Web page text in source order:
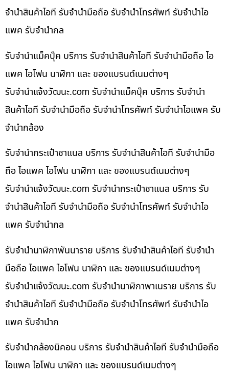
จำนำสินค้าไอที รับจำนำมือถือ รับจำนำโทรศัพท์ รับจำนำไอ
แพค รับจำนำกล
รับจำนำแม็คบุ๊ค บริการ รับจำนำสินค้าไอที รับจำนำมือถือ ไอ
แพค ไอโฟน นาฬิกา และ ของแบรนด์เนมต่างๆ
รับจํานําแจ้งวัฒนะ.com รับจำนำแม็คบุ๊ค บริการ รับจำนำ
สินค้าไอที รับจำนำมือถือ รับจำนำโทรศัพท์ รับจำนำไอแพค รับ
จำนำกล้อง
รับจำนำกระเป๋าชาแนล บริการ รับจำนำสินค้าไอที รับจำนำมือ
ถือ ไอแพค ไอโฟน นาฬิกา และ ของแบรนด์เนมต่างๆ
รับจํานําแจ้งวัฒนะ.com รับจำนำกระเป๋าชาแนล บริการ รับ
จำนำสินค้าไอที รับจำนำมือถือ รับจำนำโทรศัพท์ รับจำนำไอ
แพค รับจำนำกล
รับจำนำนาฬิกาพันนาราย บริการ รับจำนำสินค้าไอที รับจำนำ
มือถือ ไอแพค ไอโฟน นาฬิกา และ ของแบรนด์เนมต่างๆ
รับจํานําแจ้งวัฒนะ.com รับจำนำนาฬิกาพาเนราย บริการ รับ
จำนำสินค้าไอที รับจำนำมือถือ รับจำนำโทรศัพท์ รับจำนำไอ
แพค รับจำนำก
รับจำนำกล้องนิคอน บริการ รับจำนำสินค้าไอที รับจำนำมือถือ
ไอแพค ไอโฟน นาฬิกา และ ของแบรนด์เนมต่างๆ